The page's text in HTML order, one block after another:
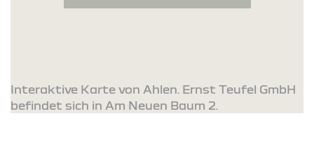
Interaktive Karte von Ahlen. Ernst Teufel GmbH
befindet sich in Am Neuen Baum 2.